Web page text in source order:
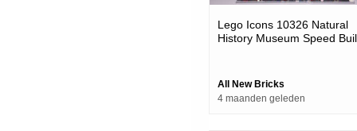
Lego Icons 10326 Natural
History Museum Speed
All New Bricks
4 maanden geleden